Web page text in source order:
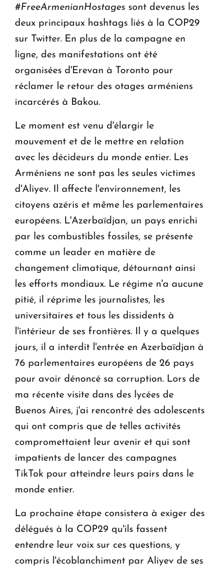
#FreeArmenianHostages sont devenus les
deux principaux hashtags liés à la COP29
sur Twitter. En plus de la campagne en
ligne, des manifestations ont été
organisées d'Erevan à Toronto pour
réclamer le retour des otages arméniens
incarcérés à Bakou.
Le moment est venu d'élargir le
mouvement et de le mettre en relation
avec les décideurs du monde entier. Les
Arméniens ne sont pas les seules victimes
d'Aliyev. Il affecte l'environnement, les
citoyens azéris et même les parlementaires
européens. L'Azerbaïdjan, un pays enrichi
par les combustibles fossiles, se présente
comme un leader en matière de
changement climatique, détournant ainsi
les efforts mondiaux. Le régime n'a aucune
pitié, il réprime les journalistes, les
universitaires et tous les dissidents à
l'intérieur de ses frontières. Il y a quelques
jours, il a interdit l'entrée en Azerbaïdjan à
76 parlementaires européens de 26 pays
pour avoir dénoncé sa corruption. Lors de
ma récente visite dans des lycées de
Buenos Aires, j'ai rencontré des adolescents
qui ont compris que de telles activités
compromettaient leur avenir et qui sont
impatients de lancer des campagnes
TikTok pour atteindre leurs pairs dans le
monde entier.
La prochaine étape consistera à exiger des
délégués à la COP29 qu'ils fassent
entendre leur voix sur ces questions, y
compris l'écoblanchiment par Aliyev de ses